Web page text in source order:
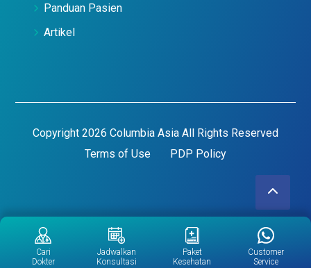
Panduan Pasien
Artikel
Copyright 2026 Columbia Asia All Rights Reserved
Terms of Use
PDP Policy
Cari
Dokter
Jadwalkan
Konsultasi
Paket
Kesehatan
Customer
Service